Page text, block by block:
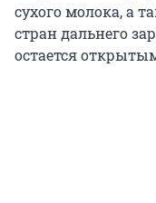
сухого молока, а
стран дальнего
остается